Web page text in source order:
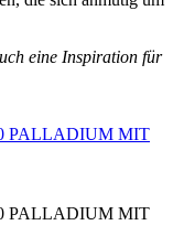
eine Inspiration für
PALLADIUM MIT
PALLADIUM MIT